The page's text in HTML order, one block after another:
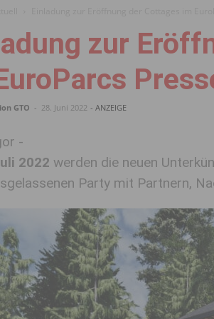
zur
GTO - 28. Juni 2022 - ANZEIGE
-
2022 werden die neuen
Party mit Partnern,